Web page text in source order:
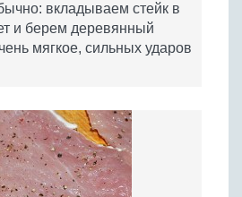
вкладываем стейк в
и берем деревянный
мягкое, сильных ударов